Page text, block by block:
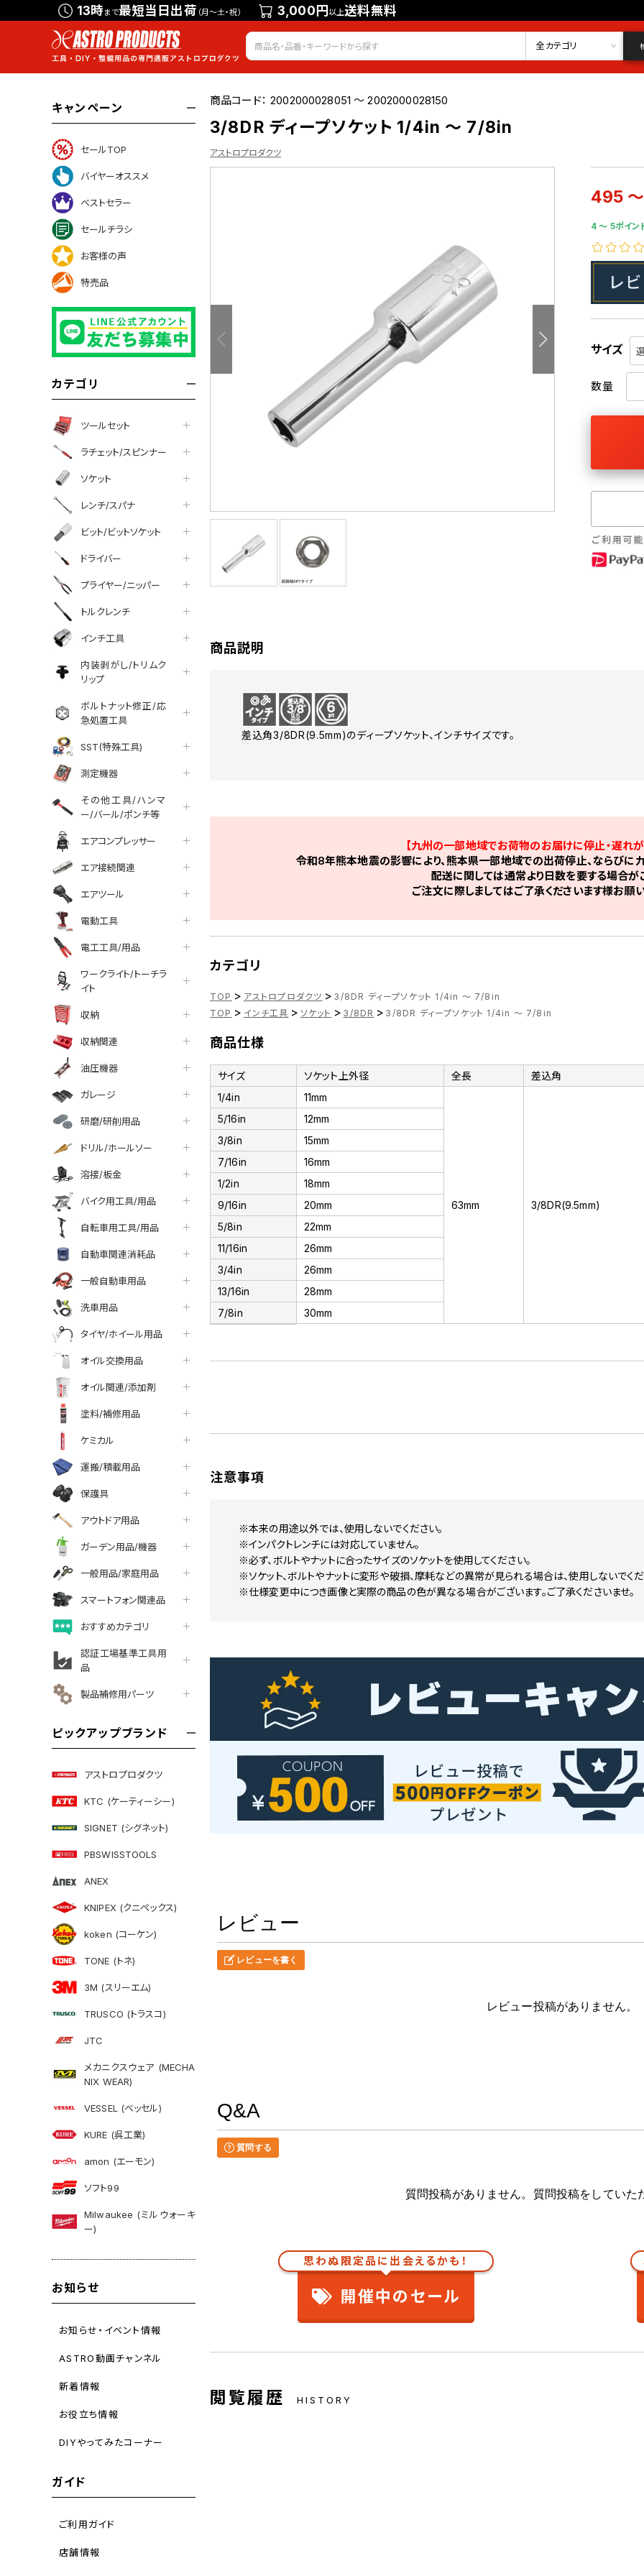
13時まで最短当日出荷 （月～土・祝） 3,000円以上送料無料
会員登録 ログイン
お気に入り
全カテゴリ
キャンペーン
セールTOP
バイヤーオススメ
ベストセラー
セールチラシ
お客様の声
特売品
カテゴリ
ツールセット
ラチェット/スピンナー
ソケット
レンチ/スパナ
ビット/ビットソケット
ドライバー
プライヤー/ニッパー
トルクレンチ
インチ工具
内装剥がし/トリムク
リップ
ボルトナット修正/応
急処置工具
SST(特殊工具)
測定機器
その他工具/ハンマ
ー/バール/ポンチ等
エアコンプレッサー
エア接続関連
エアツール
電動工具
電工工具/用品
ワークライト/トーチラ
イト
収納
収納関連
油圧機器
ガレージ
研磨/研削用品
ドリル/ホールソー
溶接/板金
バイク用工具/用品
自転車用工具/用品
自動車関連消耗品
一般自動車用品
洗車用品
タイヤ/ホイール用品
オイル交換用品
オイル関連/添加剤
塗料/補修用品
ケミカル
運搬/積載用品
保護具
アウトドア用品
ガーデン用品/機器
一般用品/家庭用品
スマートフォン関連品
おすすめカテゴリ
認証工場基準工具用
品
製品補修用パーツ
ピックアップブランド
アストロプロダクツ
KTC (ケーティーシー)
SIGNET (シグネット)
PBSWISSTOOLS
ANEX
KNIPEX (クニペックス)
koken (コーケン)
TONE (トネ)
3M (スリーエム)
TRUSCO (トラスコ)
JTC
メカニクスウェア (MECHA
NIX WEAR)
VESSEL (ベッセル)
KURE (呉工業)
amon (エーモン)
ソフト99
Milwaukee (ミルウォーキ
ー)
お知らせ
お知らせ・イベント情報
ASTRO動画チャンネル
新着情報
お役立ち情報
DIYやってみたコーナー
ガイド
ご利用ガイド
店舗情報
商品コード：2002000028051 ～ 2002000028150
3/8DR ディープソケット 1/4in ～ 7/8in
アストロプロダクツ
495
4 〜 5ポイン
サイズ
数量
facebook
line
商品説明
差込角3/8DR(9.5mm)のディープソケット、インチサイズです。
【九州の一部地域でお荷物のお届けに停止・遅れが
令和8年熊本地震の影響により、熊本県一部地域での出荷停止、ならびに
配送に関しては通常より日数を要する場合が
ご注文に際しましてはご了承くださいます様お願
カテゴリ
TOP > アストロプロダクツ > 3/8DR ディープソケット 1/4in ～ 7/8in
TOP > インチ工具 > ソケット > 3/8DR > 3/8DR ディープソケット 1/4in ～ 7/8in
商品仕様
サイズ ソケット上外径 全長
差込角
1/4in
11mm
63mm 3/8DR(9.5mm)
5/16in
12mm
3/8in
15mm
7/16in
16mm
1/2in
18mm
9/16in
20mm
5/8in
22mm
11/16in
26mm
3/4in
26mm
13/16in
28mm
7/8in
30mm
注意事項
※本来の用途以外では、使用しないでください。
※インパクトレンチには対応していません。
※必ず、ボルトやナットに合ったサイズのソケットを使用してください。
※ソケット、ボルトやナットに変形や破損、摩耗などの異常が見られる場合は、使用しないでくだ
※仕様変更中につき画像と実際の商品の色が異なる場合がございます。ご了承くださいませ。
レビュー
レビューを書く
レビュー投稿がありません。
Q&A
質問する
質問投稿がありません。質問投稿をしていた
思わぬ限定品に出会えるかも！
開催中のセール
閲覧履歴 HISTORY